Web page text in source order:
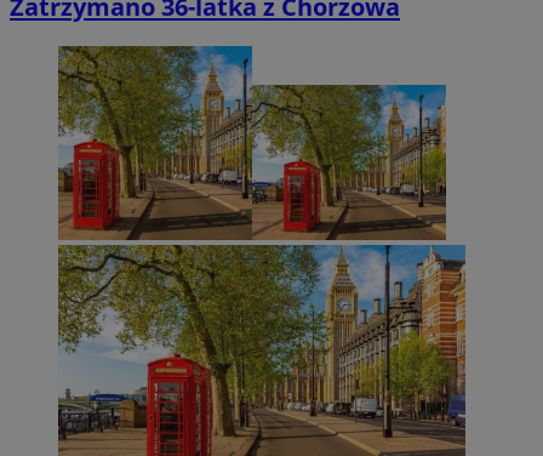
Zatrzymano 36-latka z Chorzowa